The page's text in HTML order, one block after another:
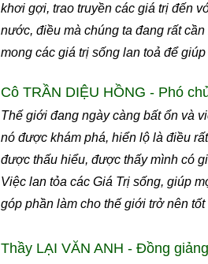
khơi gợi, trao truyền các giá trị đến
nước, điều mà chúng ta đang rất
mong các giá trị sống lan toả để
Cô TRẦN DIỆU HỒNG - Phó
Thế giới đang ngày càng bất ổn và
nó được khám phá, hiển lộ là điều
được thấu hiểu, được thấy mình có
Việc lan tỏa các Giá Trị sống, giúp
góp phần làm cho thế giới trở nên tốt
Thầy LẠI VĂN ANH - Đồng